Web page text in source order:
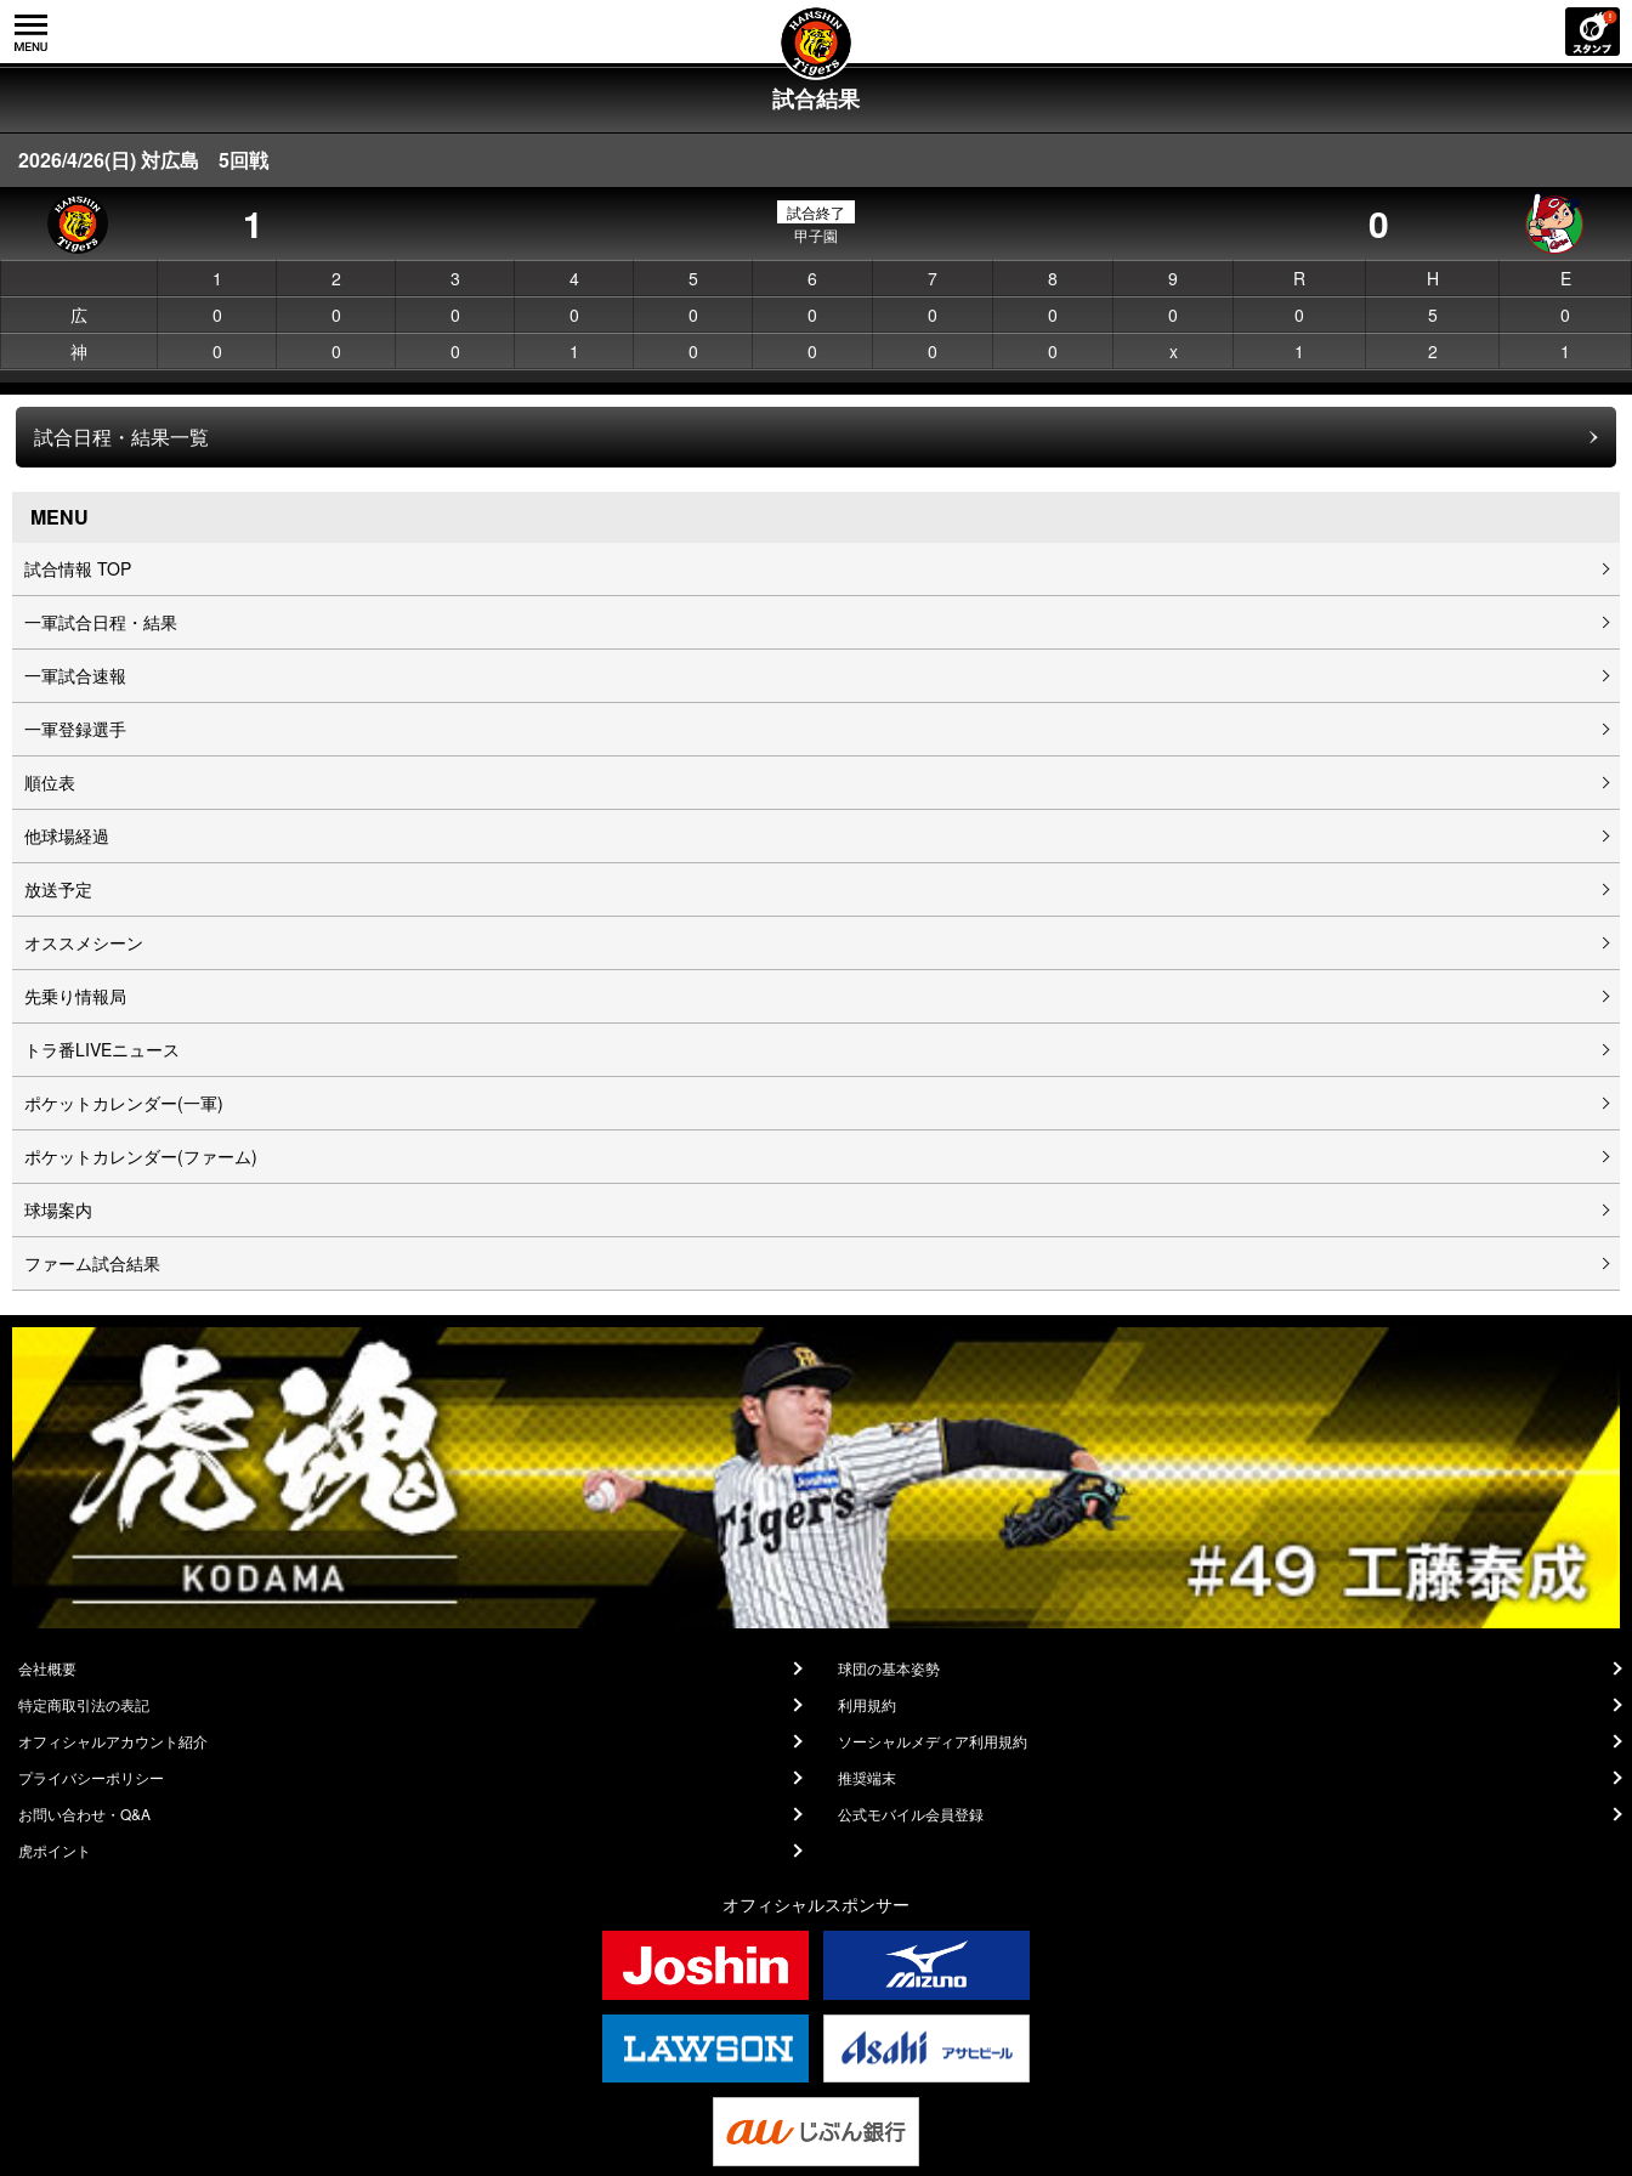
試合結果
2026/4/26(日) 対広島 5回戦
1
試合終了
甲子園
0
1 2 3 4 5 6 7 8 9 R H
E
広
0 0 0 0 0 0 0 0 0 0 5
0
神
0 0 0 1 0 0 0 0 x 1 2 1
試合日程・結果一覧
MENU
試合情報 TOP
一軍試合日程・結果
一軍試合速報
一軍登録選手
順位表
他球場経過
放送予定
オススメシーン
先乗り情報局
トラ番LIVEニュース
ポケットカレンダー(一軍)
ポケットカレンダー(ファーム)
球場案内
ファーム試合結果
会社概要
球団の基本姿勢
特定商取引法の表記
利用規約
オフィシャルアカウント紹介
ソーシャルメディア利用規約
プライバシーポリシー
推奨端末
お問い合わせ・Q&A
公式モバイル会員登録
虎ポイント
オフィシャルスポンサー